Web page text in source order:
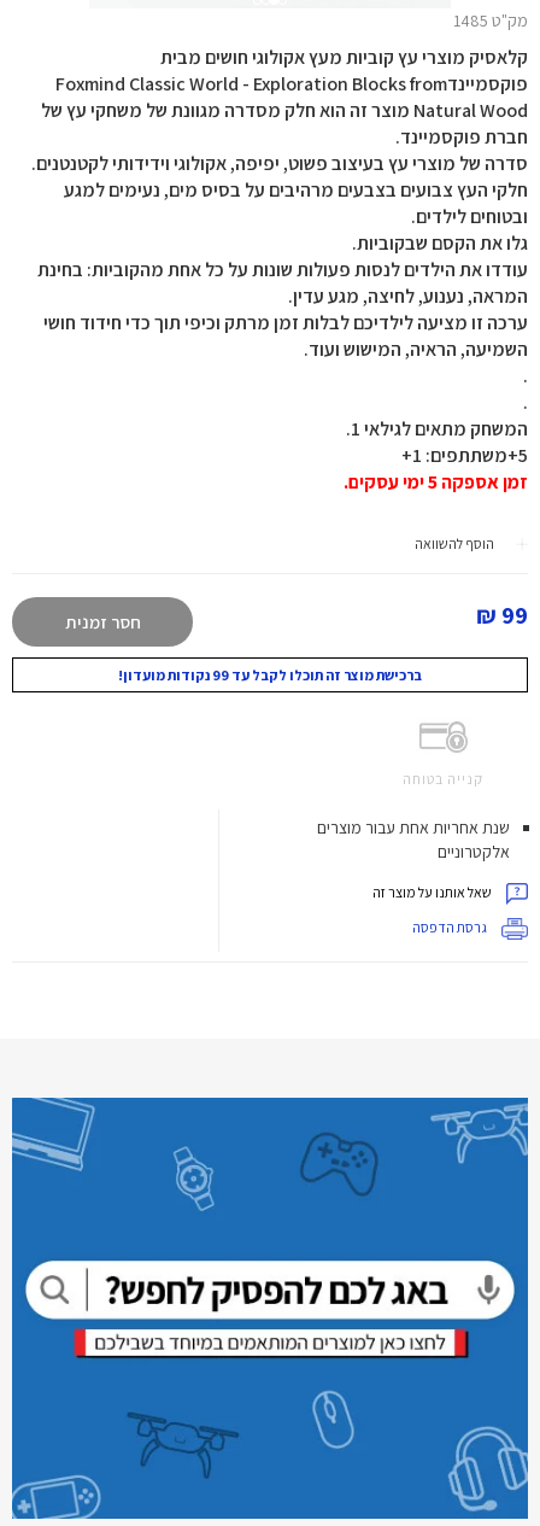
מק"ט 1485
קלאסיק מוצרי עץ קוביות מעץ אקולוגי חושים מבית
פוקסמיינדFoxmind Classic World - Exploration Blocks from
Natural Wood מוצר זה הוא חלק מסדרה מגוונת של משחקי עץ של
חברת פוקסמיינד.
סדרה של מוצרי עץ בעיצוב פשוט, יפיפה, אקולוגי וידידותי לקטנטנים.
חלקי העץ צבועים בצבעים מרהיבים על בסיס מים, נעימים למגע
ובטוחים לילדים.
גלו את הקסם שבקוביות.
עודדו את הילדים לנסות פעולות שונות על כל אחת מהקוביות: בחינת
המראה, נענוע, לחיצה, מגע עדין.
ערכה זו מציעה לילדיכם לבלות זמן מרתק וכיפי תוך כדי חידוד חושי
השמיעה, הראיה, המישוש ועוד.
.
.
המשחק מתאים לגילאי 1.
5+משתתפים: 1+
זמן אספקה 5 ימי עסקים.
הוסף להשוואה
99 ₪ חסר זמנית
ברכישת מוצר זה תוכלו לקבל עד 99 נקודות מועדון!
קנייה בטוחה
שנת אחריות אחת עבור מוצרים
אלקטרוניים
שאל אותנו על מוצר זה
גרסת הדפסה